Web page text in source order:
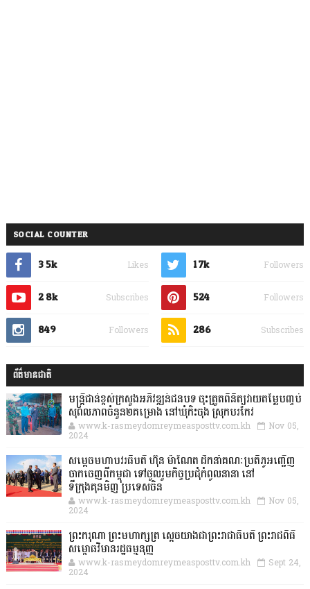
SOCIAL COUNTER
3.5k Likes 1.7k Followers
2.8k Subscribes 524 Followers
849 Followers 286 Subscribes
ព័ត៌មានជាតិ
មន្ត្រីជាន់ខ្ពស់ក្រសួងអភិវឌ្ឍន៍ជនបទ ចុះត្រួតពិនិត្យវាយតម្លៃបញ្ចប់
សុពលភាពចំនួន២គម្រោង នៅឃុំកិះចុង ស្រុកបរកែវ
www.k-rasmeydomreymeasposttv.com.kh Nov 05,
2024
សម្តេចមហាបវរធិបតី ហ៊ុន ម៉ាណែត ដឹកនាំគណៈប្រតិភូអញ្ជើញ
ចាកចេញពីកម្ពុជា ទៅចូលរួមកិច្ចប្រជុំកំពូលនានា នៅ
ទីក្រុងគុនមិញ ប្រទេសចិន
www.k-rasmeydomreymeasposttv.com.kh Nov 05,
2024
ព្រះករុណា ព្រះមហាក្សត្រ ស្តេចយាងជាព្រះរាជាធិបតី ព្រះរាជពិធី
សម្ពោធវិមានរដ្ឋធម្មនុញ្ញ
www.k-rasmeydomreymeasposttv.com.kh Sept 24,
2024